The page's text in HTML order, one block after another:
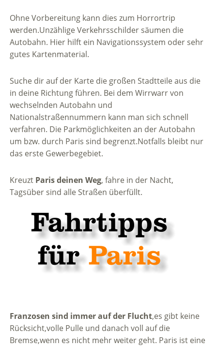
Ohne Vorbereitung kann dies zum Horrortrip
werden.Unzählige Verkehrsschilder säumen die
Autobahn. Hier hilft ein Navigationssystem oder sehr
gutes Kartenmaterial.
Suche dir auf der Karte die großen Stadtteile aus die
in deine Richtung führen. Bei dem Wirrwarr von
wechselnden Autobahn und
Nationalstraßennummern kann man sich schnell
verfahren. Die Parkmöglichkeiten an der Autobahn
um bzw. durch Paris sind begrenzt.Notfalls bleibt nur
das erste Gewerbegebiet.
Kreuzt Paris deinen Weg, fahre in der Nacht,
Tagsüber sind alle Straßen überfüllt.
Franzosen sind immer auf der Flucht,es gibt keine
Rücksicht,volle Pulle und danach voll auf die
Bremse,wenn es nicht mehr weiter geht. Paris ist eine